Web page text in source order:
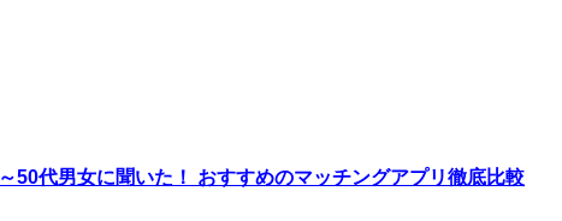
50代男女に聞いた！ おすすめのマッチングアプリ徹底比較